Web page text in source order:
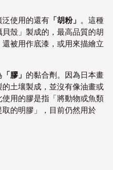
使用的還有 「胡粉」 。這種
殼」製成的，最高品質的胡
被用作底漆，或用來描繪立
「膠」 的黏合劑。因為日本畫
土壤製成，並沒有像油畫或
用的膠是指「將動物或魚類
的明膠」，目前仍然用於